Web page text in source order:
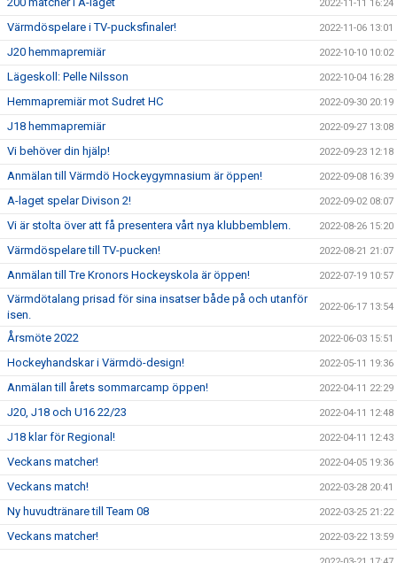
2022-11-11 16:24
Värmdöspelare i TV-pucksfinaler! 2022-11-06 13:01
J20 hemmapremiär 2022-10-10 10:02
Lägeskoll: Pelle Nilsson 2022-10-04 16:28
Hemmapremiär mot Sudret HC 2022-09-30 20:19
J18 hemmapremiär 2022-09-27 13:08
Vi behöver din hjälp! 2022-09-23 12:18
Anmälan till Värmdö Hockeygymnasium är öppen! 2022-09-08 16:39
A-laget spelar Divison 2! 2022-09-02 08:07
Vi är stolta över att få presentera vårt nya klubbemblem. 2022-08-26 15:20
Värmdöspelare till TV-pucken! 2022-08-21 21:07
Anmälan till Tre Kronors Hockeyskola är öppen! 2022-07-19 10:57
Värmdötalang prisad för sina insatser både på och utanför
isen.
2022-06-17 13:54
Årsmöte 2022 2022-06-03 15:51
Hockeyhandskar i Värmdö-design! 2022-05-11 19:36
Anmälan till årets sommarcamp öppen! 2022-04-11 22:29
J20, J18 och U16 22/23 2022-04-11 12:48
J18 klar för Regional! 2022-04-11 12:43
Veckans matcher! 2022-04-05 19:36
Veckans match! 2022-03-28 20:41
Ny huvudtränare till Team 08 2022-03-25 21:22
Veckans matcher! 2022-03-22 13:59